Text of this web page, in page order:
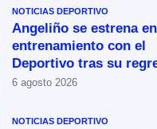
NOTICIAS DEPORTIVO
Angeliño se estrena
entrenamiento con el
Deportivo tras su
6 agosto 2026
NOTICIAS DEPORTIVO